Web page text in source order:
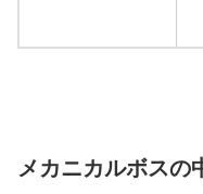
メカニカルボスの